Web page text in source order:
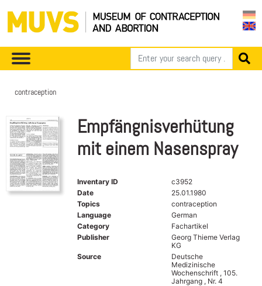
contraception
Empfängnisverhütung
mit einem Nasenspray
Inventary ID
c3952
Date
25.01.1980
Topics
contraception
Language
German
Category
Fachartikel
Publisher
Georg Thieme Verlag
KG
Source
Deutsche
Medizinische
Wochenschrift , 105.
Jahrgang , Nr. 4